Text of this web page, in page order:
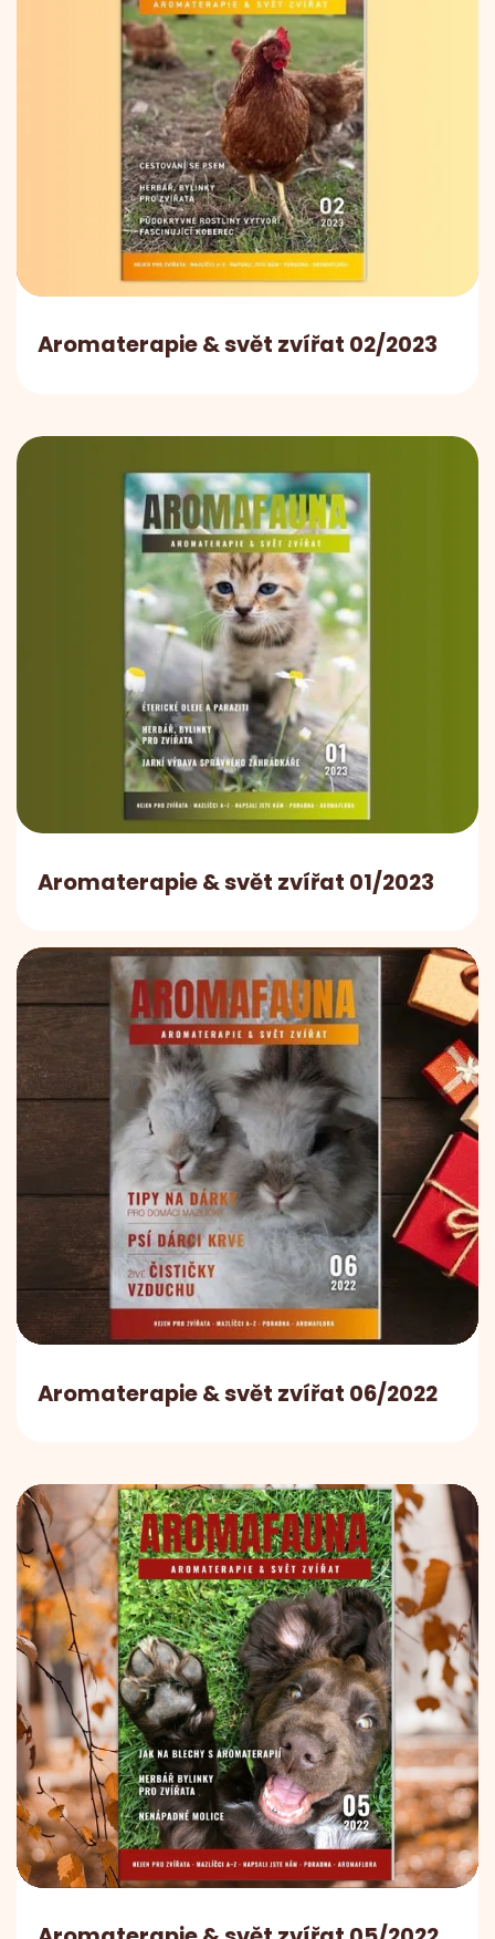
Aromaterapie & svět zvířat 02/2023
Aromaterapie & svět zvířat 01/2023
Aromaterapie & svět zvířat 06/2022